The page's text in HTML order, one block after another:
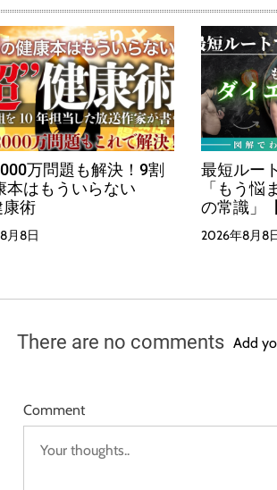
万問題も解決！9割
本はもういらない
康術
月8日
最短ルー
「もう悩
の常識」
る基礎知
2026年8月8
There are no comments Add
Comment